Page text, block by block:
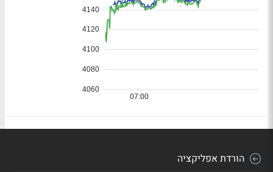
הורדת אפליקציה